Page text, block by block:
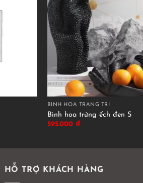
BÌNH HOA TRANG TRÍ
Bình hoa trứng ếch đen S
595.000 ₫
HỖ TRỢ KHÁCH HÀNG